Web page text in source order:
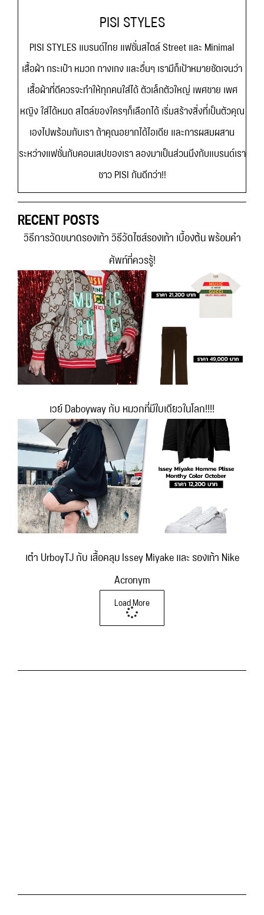
PISI STYLES
PISI STYLES แบรนด์ไทย แฟชั่นสไตล์ Street และ Minimal
เสื้อผ้า กระเป๋า หมวก กางเกง และอื่นๆ เรามีก็เป้าหมายชัดเจนว่า
เสื้อผ้าที่ดีควรจะทำให้ทุกคนใส่ได้ ตัวเล็กตัวใหญ่ เพศชาย เพศ
หญิง ใส่ได้หมด สไตล์ของใครๆก็เลือกได้ เริ่มสร้างสิ่งที่เป็นตัวคุณ
เองไปพร้อมกับเรา ถ้าคุณอยากได้ไอเดีย และการผสมผสาน
ระหว่างแฟชั่นกับคอนเสปของเรา ลองมาเป็นส่วนนึงกับแบรนด์เรา
ชาว PISI กันดีกว่า!!
RECENT POSTS
วิธีการวัดขนาดรองเท้า วิธีวัดไซส์รองเท้า เบื้องต้น พร้อมคำ
ศัพท์ที่ควรรู้!
เวย์ Daboyway กับ หมวกที่มีใบเดียวในโลก!!!!
เต๋า UrboyTJ กับ เสื้อคลุม Issey Miyake และ รองเท้า Nike
Acronym
Load More